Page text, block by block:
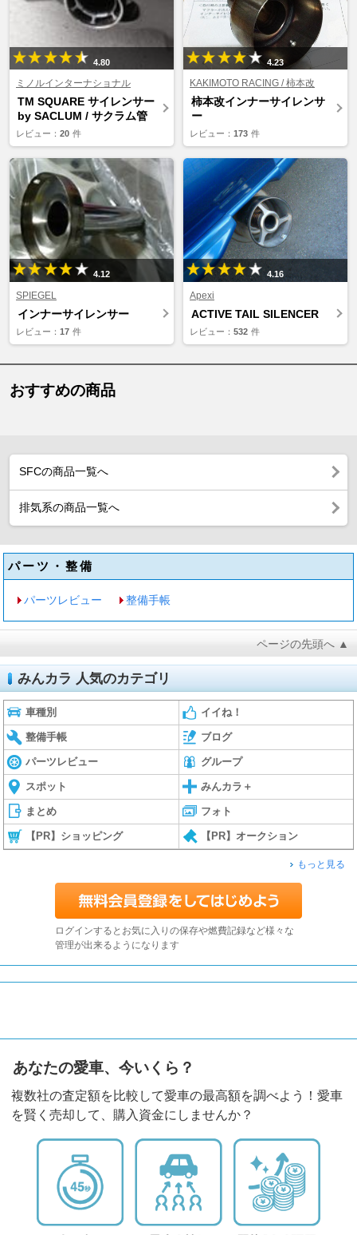
4.80
ミノルインターナショナル
TM SQUARE サイレンサー
by SACLUM / サクラム管
レビュー： 20 件
4.23
KAKIMOTO RACING / 柿本改
柿本改インナーサイレンサ
ー
レビュー： 173 件
4.12
SPIEGEL
インナーサイレンサー
レビュー： 17 件
4.16
Apexi
ACTIVE TAIL SILENCER
レビュー： 532 件
おすすめの商品
SFCの商品一覧へ
排気系の商品一覧へ
パーツ・整備
パーツレビュー 整備手帳
ページの先頭へ ▲
みんカラ 人気のカテゴリ
車種別 イイね！
整備手帳 ブログ
パーツレビュー グループ
スポット みんカラ＋
まとめ フォト
【PR】ショッピング 【PR】オークション
もっと見る
ログインするとお気に入りの保存や燃費記録など様々な
管理が出来るようになります
あなたの愛車、今いくら？
複数社の査定額を比較して愛車の最高額を調べよう！愛車
を賢く売却して、購入資金にしませんか？